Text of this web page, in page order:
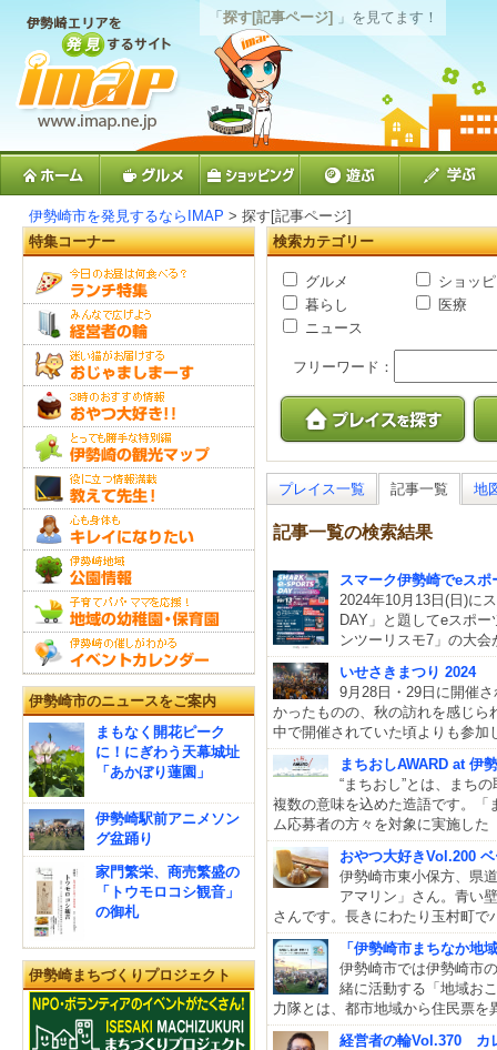
「探す[記事ページ] 」を見てます！
伊勢崎市を発見するならIMAP > 探す[記事ページ]
検索カテゴリー
グルメ
ショッ
暮らし
医療
ニュース
フリーワード：
プレイス一覧 記事一覧 地
記事一覧の検索結果
スマーク伊勢崎でeス
2024年10月13日(日)に
DAY」と題してeスポ
ンツーリスモ7」の大
いせさきまつり 2024
9月28日・29日に開催
かったものの、秋の訪れを感じら
中で開催されていた頃よりも参加
まちおしAWARD at 伊
“まちおし”とは、まち
複数の意味を込めた造語です。「
ム応募者の方々を対象に実施した
おやつ大好きVol.200
伊勢崎市東小保方、県
アマリン」さん。青い
さんです。長きにわたり玉村町で
「伊勢崎市まちなか地
伊勢崎市では伊勢崎市
緒に活動する「地域お
力隊とは、都市地域から住民票
経営者の輪Vol.370 カ
特集コーナー
伊勢崎市のニュースをご案内
まもなく開花ピーク
に！にぎわう天幕城址
「あかぼり蓮園」
伊勢崎駅前アニメソン
グ盆踊り
家門繁栄、商売繁盛の
「トウモロコシ観音」
の御札
伊勢崎まちづくりプロジェクト